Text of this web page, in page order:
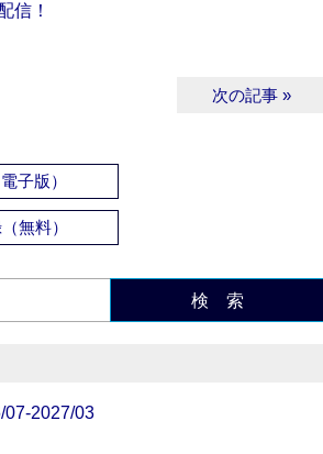
信！
次の記事 »
子版）
無料）
検 索
2027/03